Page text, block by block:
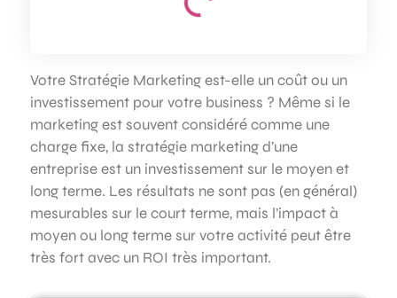
Votre Stratégie Marketing est-elle un coût ou un
investissement pour votre business ? Même si le
marketing est souvent considéré comme une
charge fixe, la stratégie marketing d’une
entreprise est un investissement sur le moyen et
long terme. Les résultats ne sont pas (en général)
mesurables sur le court terme, mais l’impact à
moyen ou long terme sur votre activité peut être
très fort avec un ROI très important.